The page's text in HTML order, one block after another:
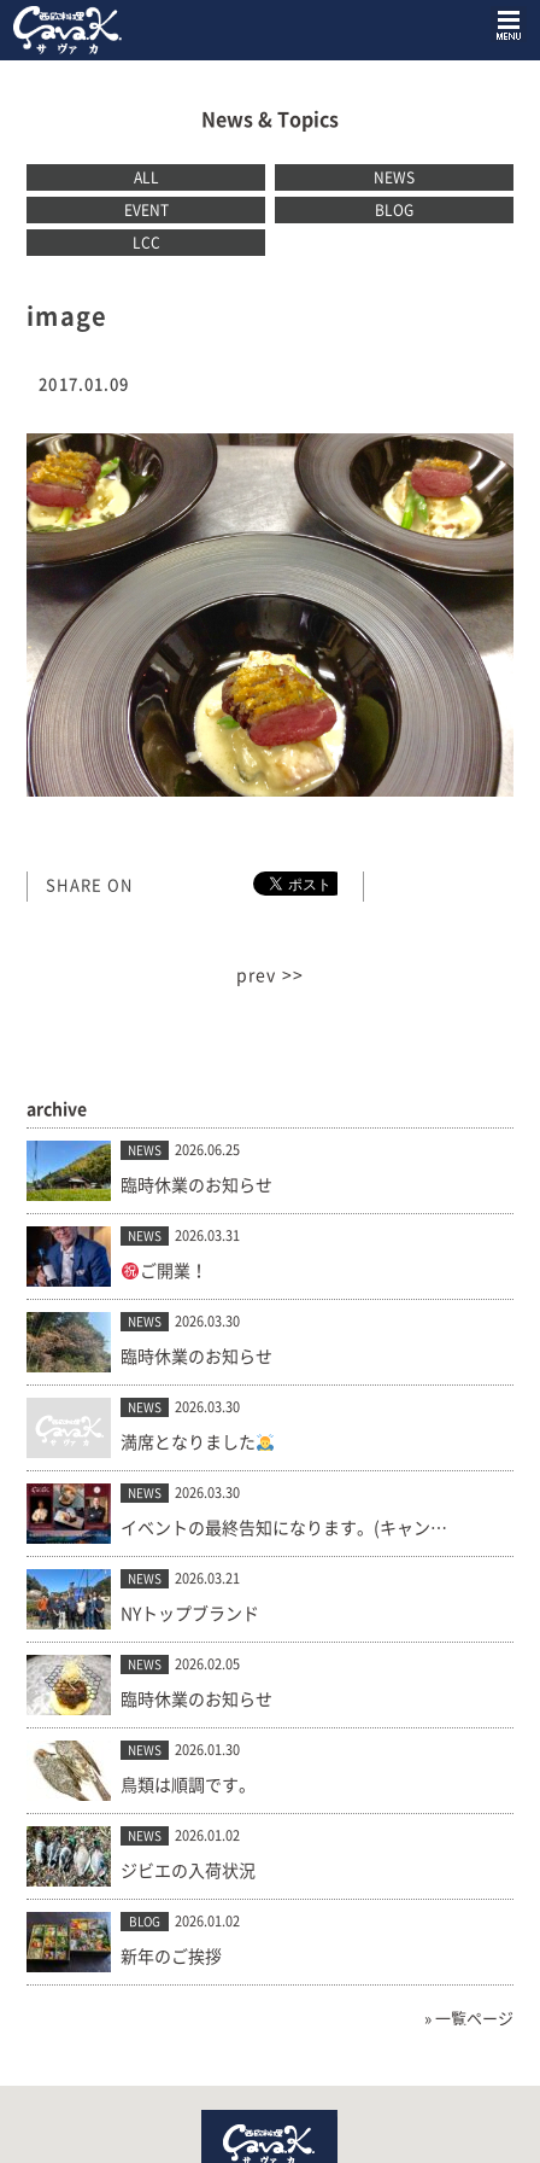
News & Topics
ALL
NEWS
EVENT
BLOG
LCC
image
2017.01.09
SHARE ON
prev >>
archive
NEWS 2026.06.25
臨時休業のお知らせ
NEWS 2026.03.31
ご開業！
NEWS 2026.03.30
臨時休業のお知らせ
NEWS 2026.03.30
満席となりました
NEWS 2026.03.30
イベントの最終告知になります。(キャンセル出ました！)
NEWS 2026.03.21
NYトップブランド
NEWS 2026.02.05
臨時休業のお知らせ
NEWS 2026.01.30
鳥類は順調です。
NEWS 2026.01.02
ジビエの入荷状況
BLOG 2026.01.02
新年のご挨拶
» 一覧ページ